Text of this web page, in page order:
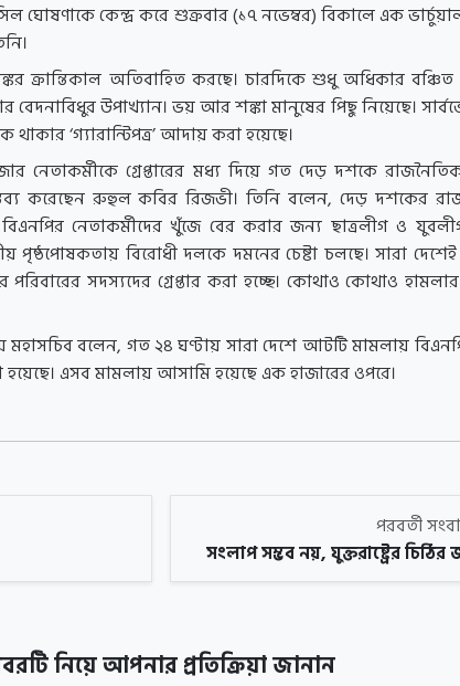
ঘোষণাকে কেন্দ্র করে শুক্রবার (১৭ নভেম্বর) বিকালে এক
ক্রান্তিকাল অতিবাহিত করছে। চারদিকে শুধু অধিকার বঞ্চিত
উপাখ্যান। ভয় আর শঙ্কা মানুষের পিছু নিয়েছে।
থাকার ‘গ্যারান্টিপত্র’ আদায় করা হয়েছে।
নেতাকর্মীকে গ্রেপ্তারের মধ্য দিয়ে গত দেড় দশকে
করেছেন রুহুল কবির রিজভী। তিনি বলেন, দেড় দশকের
নেতাকর্মীদের খুঁজে বের করার জন্য ছাত্রলীগ ও
পৃষ্ঠপোষকতায় বিরোধী দলকে দমনের চেষ্টা চলছে। সারা
পরিবারের সদস্যদের গ্রেপ্তার করা হচ্ছে। কোথাও কোথাও
মহাসচিব বলেন, গত ২৪ ঘণ্টায় সারা দেশে আটটি মামলায়
হয়েছে। এসব মামলায় আসামি হয়েছে এক হাজারের ওপরে।
পরবর্তী
সংলাপ সম্ভব নয়, যুক্তরাষ্ট্রের চিঠির
নিয়ে আপনার প্রতিক্রিয়া জানান